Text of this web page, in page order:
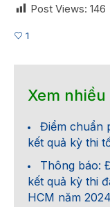
Post Views: 146
1
Xem
Điểm chuẩn
kết quả kỳ thi
Thông báo:
kết quả kỳ thi
HCM năm 2024